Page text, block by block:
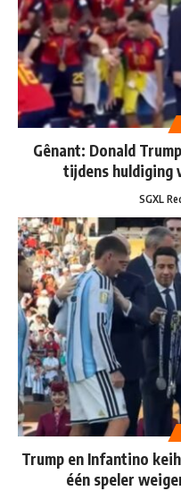
Gênant: Donald
tijdens huldiging
SGXL
Trump en Infantino
één speler